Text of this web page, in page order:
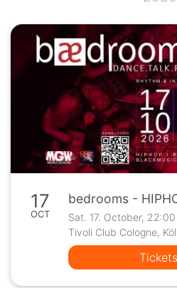
17
OCT
Sat. 17. October,
Tivoli Club Cologne,